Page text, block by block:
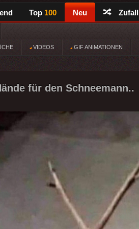
Top 100 Neu Zufall
VIDEOS GIF ANIMATIONEN
für den Schneemann..